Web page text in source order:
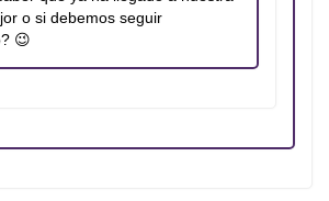
o si debemos seguir
😉